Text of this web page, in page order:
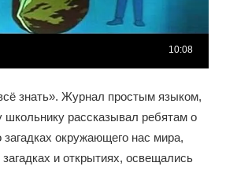
знать». Журнал простым языком,
рассказывал ребятам о
загадках окружающего нас мира,
и открытиях, освещались